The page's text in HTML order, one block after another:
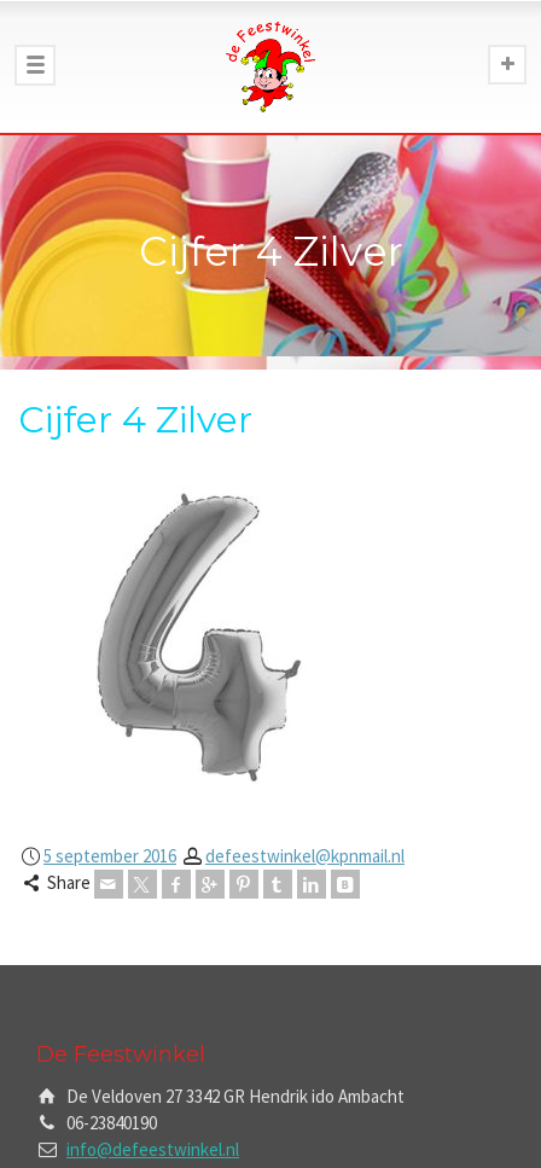
Cijfer 4 Zilver
Cijfer 4 Zilver
5 september 2016
defeestwinkel@kpnmail.nl
Share
De Feestwinkel
De Veldoven 27 3342 GR Hendrik ido Ambacht
06-23840190
info@defeestwinkel.nl